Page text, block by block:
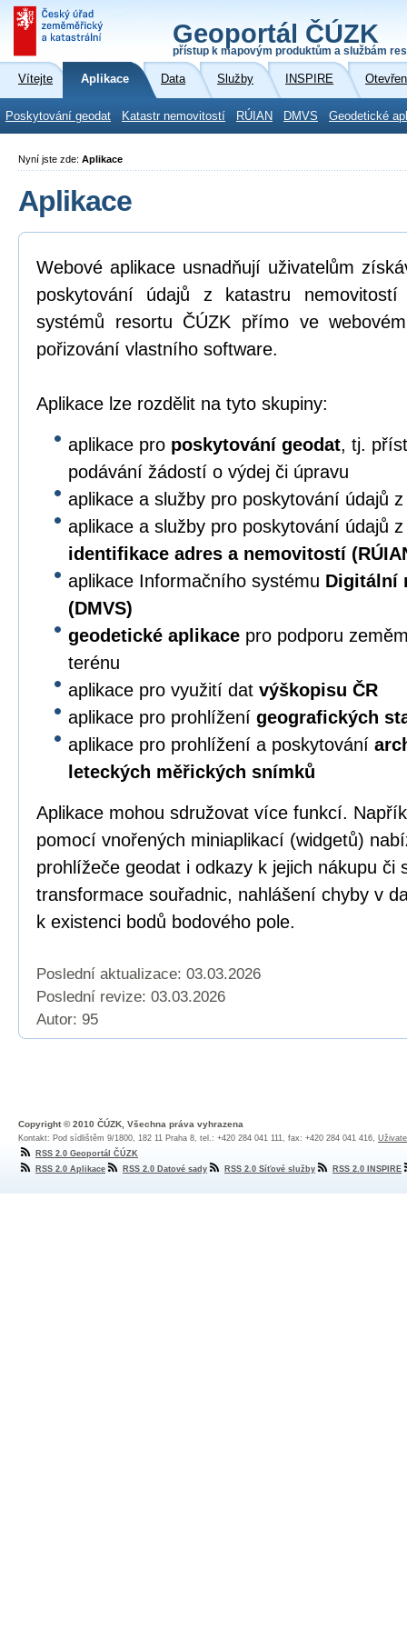
Geoportál ČÚZK
přístup k mapovým produktům a službám
Vítejte Aplikace Data Služby INSPIRE
Poskytování geodat Katastr nemovitostí RÚIAN DMVS Geodetické
Nyní jste zde: Aplikace
Aplikace
Webové aplikace usnadňují uživatelům
poskytování údajů z katastru
systémů resortu ČÚZK přímo ve
pořizování vlastního software.
Aplikace lze rozdělit na tyto skupiny:
aplikace pro poskytování geodat, tj.
podávání žádostí o výdej či úpravu
aplikace a služby pro poskytování údajů
aplikace a služby pro poskytování údajů
identifikace adres a nemovitostí
aplikace Informačního systému Digitální
(DMVS)
geodetické aplikace pro podporu
terénu
aplikace pro využití dat výškopisu ČR
aplikace pro prohlížení geografických
aplikace pro prohlížení a poskytování
leteckých měřických snímků
Aplikace mohou sdružovat více funkcí.
pomocí vnořených miniaplikací (widgetů)
prohlížeče geodat i odkazy k jejich nákupu či
transformace souřadnic, nahlášení chyby v
k existenci bodů bodového pole.
Poslední aktualizace: 03.03.2026
Poslední revize: 03.03.2026
Autor: 95
Copyright © 2010 ČÚZK, Všechna práva vyhrazena
Kontakt: Pod sídlištěm 9/1800, 182 11 Praha 8, tel.: +420 284 041 111, fax: +420 284 041 416,
RSS 2.0 Geoportál ČÚZK
RSS 2.0 Aplikace
RSS 2.0 Datové sady RSS 2.0 Síťové služby RSS 2.0 INSPIRE